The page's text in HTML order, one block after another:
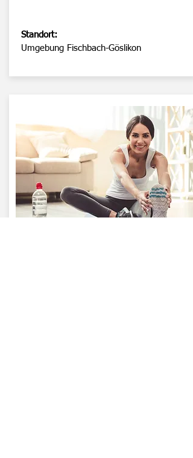
Standort:
Umgebung Fischbach-Göslikon